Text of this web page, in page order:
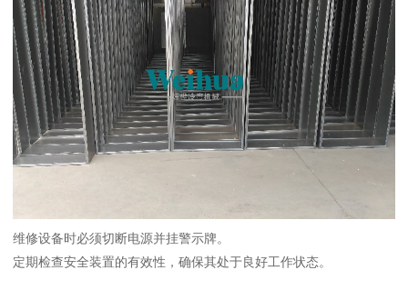
维修设备时必须切断电源并挂警示牌。
定期检查安全装置的有效性，确保其处于良好工作状态。